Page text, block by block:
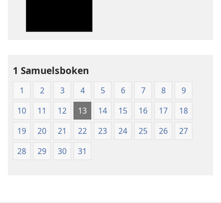
heliga
skrift
(2003)
heliga
skrift
(2003)
1 Samuelsboken
1 2 3 4 5 6 7 8
9
10
11 12 13 14 15 16 17
18
19
20 21 22 23 24 25 26
27
28
29 30 31